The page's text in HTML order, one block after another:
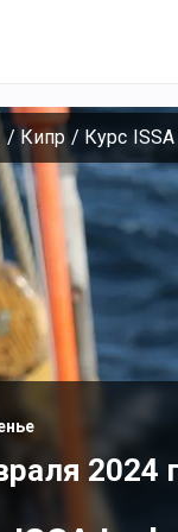
/ Кипр / Курс
2024